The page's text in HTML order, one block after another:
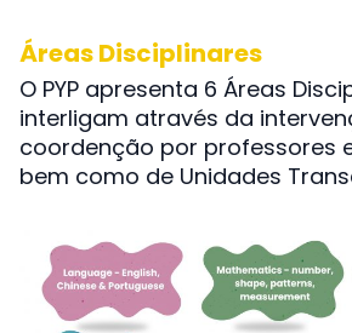
Áreas Disciplinares
O PYP apresenta 6 Áreas
interligam através da
coordenção por professores
bem como de Unidades